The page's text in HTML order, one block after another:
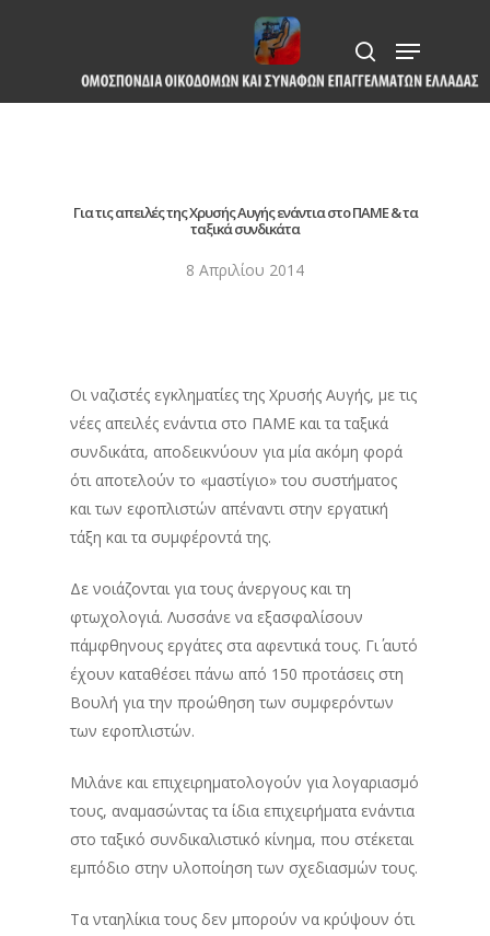
content
search
Menu
Για τις απειλές της Χρυσής Αυγής ενάντια στο ΠΑΜΕ & τα
ταξικά συνδικάτα
8 Απριλίου 2014
Οι ναζιστές εγκληματίες της Χρυσής Αυγής, με τις
νέες απειλές ενάντια στο ΠΑΜΕ και τα ταξικά
συνδικάτα, αποδεικνύουν για μία ακόμη φορά
ότι αποτελούν το «μαστίγιο» του συστήματος
και των εφοπλιστών απέναντι στην εργατική
τάξη και τα συμφέροντά της.
Δε νοιάζονται για τους άνεργους και τη
φτωχολογιά. Λυσσάνε να εξασφαλίσουν
πάμφθηνους εργάτες στα αφεντικά τους. Γι΄ αυτό
έχουν καταθέσει πάνω από 150 προτάσεις στη
Βουλή για την προώθηση των συμφερόντων
των εφοπλιστών.
Μιλάνε και επιχειρηματολογούν για λογαριασμό
τους, αναμασώντας τα ίδια επιχειρήματα ενάντια
στο ταξικό συνδικαλιστικό κίνημα, που στέκεται
εμπόδιο στην υλοποίηση των σχεδιασμών τους.
Τα νταηλίκια τους δεν μπορούν να κρύψουν ότι